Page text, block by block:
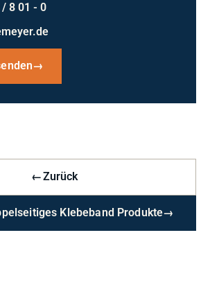
8 01 - 0
→
←Zurück
Klebeband Produkte→